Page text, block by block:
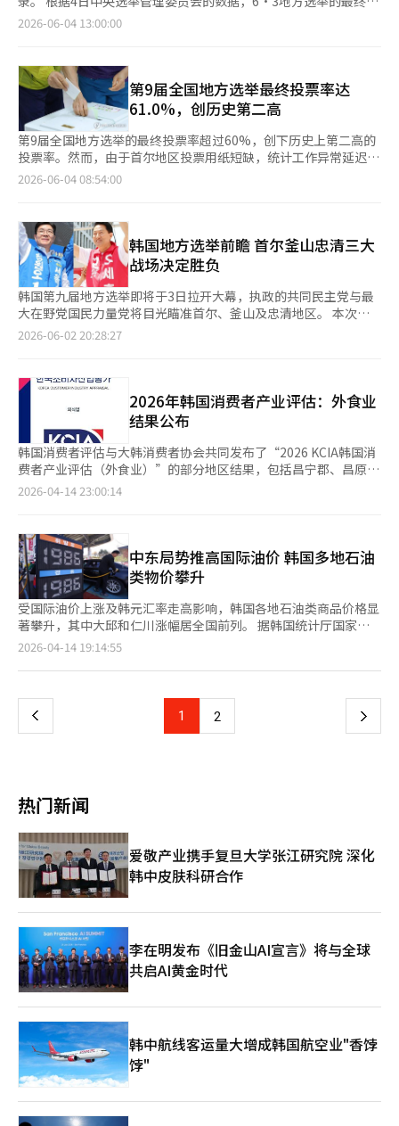
从“留学”到“就业”的完整支持体系，为外籍留学生毕业后在韩
发展提供更多机会。
企业与北美企业承诺进行后续的报价和技术规格协商，为进入当地
核电及小型模块反应堆（SMR）市场奠定了基础。 KOTRA社长姜
的信任度使得进入市场的机会很大。未来，我们将继续与地方政府
合作，积极支持区域特色产业的海外市场开拓。”※ 本报道经人
工智能（AI）系统翻译与编辑。
小商户，政府将受理时间延长至今年6月。 数据显示，今年1月项
目申请量为2203件，2月降至1469件，3月回升至2407件，4月进
比最高，达24%，其后依次为首尔（14%）、庆尚南道（7%）、
釜山和大邱（各占6%）、仁川（5%）。 值得注意的是，非首都
圈申请占比达57%，高于首都圈的43%。而根据韩国《中小企业
基本统计》，2023年韩国小商户中首都圈占比为52.3%，非首都
圈为47.7%。两组数据对比之下，地方小商户面临的经营压力明显
更为严峻。 专家指出，疫情结束后，小商户债务问题并未缓解，
反而因国际局势动荡和内需持续疲软而进一步加剧。韩国淑明女子
大学消费者经济学教授崔哲（音）表示，市场原本预期疫情结束后
克兰危机、中东局势升级及美国加征关税等一系列外部冲击接连而
至，使经营环境持续恶化。 韩国中央大学经济学教授李正熙也指
出，随着聚餐等消费活动减少，消费信心持续低迷，小商户和个体
工商户首当其冲。疫情期间借入的贷款如今已进入偿还阶段，但不
少经营者已无力偿还，债务规模反而持续扩大。
票率为61.0%。此次选举于前一天上午6时在全国14,288个投票站
23.51%）和居住地投票的结果。 这一投票率比2022年6月1日举行
的第8届地方选举的50.9%高出10.1个百分点。 此次投票率也高于
第7届地方选举的60.2%，位列历史第二。历史上投票率最高的是
第1届地方选举，参与率为68.4%。 从地区来看，南海道的投票率
最高，达65.7%，其次是江原道（64.5%）、庆尚南道
（64.4%）、大邱和蔚山（64.2%）。首尔的投票率也达到了
63.6%，高于全国平均水平。 与此同时，在首尔松坡区的12个投
票站以及江南区和广津区各1个投票站发生了投票用纸短缺的情
民在广播公司公布出口民调结果后才得以投票，甚至有选民放弃投
票，严重损害了选举的公正性和可信度。※ 本报道经人工智能
（AI）系统翻译与编辑。
2026-06-04 13:00:00
第9届全国地方选举最终投票率达
61.0%，创历史第二高
第9届全国地方选举的最终投票率超过60%，创下历史上第二高的
投票率。然而，由于首尔地区投票用纸短缺，统计工作异常延迟。
根据中央选举管理委员会的数据显示，截至晚上11时，44649908
从地区来看，投票率最高的是前南道（65.7%），其次是江原道
（64.5%）、庆尚南道（64.4%）、蔚山和大邱（64.2%）。而光
州（54.3%）、济州（56.4%）、仁川（58.2%）、京畿道
（58.4%）、忠南（58.8%）等地区的投票率则低于全国平均水
平。 此次地方选举自提前投票开始便备受关注。上个月29日至30
日进行的提前投票创下了历史上地方选举的最高投票率23.51%，
这一结果对正式投票也产生了影响。因此，最终投票率是自1994
年第1届地方选举以来的第二高，仅次于68.4%。此外，历史上地
记录。 当天，首次在地方选举中实施的投票检验程序也顺利进
行。选举管理委员会在打开投票箱后，依次进行选票按选举分类、
选票分类机分类、检验表、计数、开票情况表确认、委员审查、中
央选举管理委员会主席最终结果公布等程序，随后公开了开票结
果。 与此同时，通过此次投票，选举产生了4227名包括广域市
长、教育厅长、基础市长、广域议员和基础议员在内的候选人。新
当选者的任期自7月1日起至2030年6月30日。京畿道平泽市和釜山
北区等地区将选出14名国会议员，进入第22届国会。※ 本报道经
2026-06-04 08:54:00
韩国地方选举前瞻 首尔釜山忠清三大
战场决定胜负
韩国第九届地方选举即将于3日拉开大幕，执政的共同民主党与最
大在野党国民力量党将目光瞄准首尔、釜山及忠清地区。 本次选
举初期，占据天时地利人和的共同民主党被各方看好，但随着选举
待最后结果。本次选举不仅关系到地方政权版图重组，也将对未来
韩国政局主导权产生深远影响。 ▲首尔市长选举成最大焦点 共同
民主党预计在全国16个广域自治团体首长选举中至少拿下9席，国
民力量党则将8各地区列为重点争夺选区，全力展开最后冲刺。 民
主党预判在全罗南道、光州、仁川、大田、世宗、京畿道、江原
道、忠清北道、忠清南道和济州等处于领先地位，首尔、釜山、蔚
山、庆尚南道、全罗北道和大邱则为胶着状态。国民力量党则将大
邱和庆尚北道视为优势地区，并将首尔、江原道、大田、忠清南北
受关注的为首尔市长选举，作为韩国最大选民聚集地，以及中立选
民最集中地区，首尔市长选举结果具有重要的政治象征意义。 自
2002年起至2010年，首尔市长一直由保守阵营，以2011年举行的
补选为契机，共同民主党重占上风。2021年，保守阵营候选人吴
世勋当选市长后，重新由保守阵营掌权。 共同民主党希望通过夺
回首尔市长一职，进一步巩固新政府的支持基础。而国民力量党则
希望守住首尔，以证明其在首都圈的竞争力，并强化对执政党的制
衡力量。 由于本次选举是李在明政府成立后举行的首场全国性选
举，首尔的胜负被视为未来政局走向的重要风向标。共同民主党能
盘的机会，将深远影响韩国未来政局。 ▲“得忠清者得天下” 长
期以来，忠清地区被视为民意风向标，既是观察全国选情的重要指
标，也常被视为衡量执政表现的关键地区。随着这一地区选民人数
在上述选区展开激烈竞争。 自5月21日启动正式竞选拉票活动以
视。其战略地位。 传统保守重镇釜山同样为本届选举重要看点，
国民力量党候选人朴亨埈将面对辞去国会议员职务参选的共同民主
党候选人田载秀挑战。 对于国民力量党而言，守住釜山意味着巩
固核心基本盘，而共同民主党则希望借此突破长期以来在岭南地区
寅的重要政治根据地，共同民主党若能在当地取得突破，将具有重
要象征意义。 ▲朝野面临“后院失火” 本届地方选举的另一大看
点是朝野双方均在原本被视为稳固票仓的地区出现意外变数。 在
全罗北道知事选举中，共同民主党候选人李元泽与被党内除名后以
无党派身份参选的金宽永陷入误差范围内的激烈竞争。由于韩国历
史上从未出现无党派人士在湖南地区赢得广域自治团体首长选举的
先例，选举结果可能对共同民主党领导层产生政治冲击。 国民力
量党也出现类似情况。前国务总理金富谦代表共同民主党参选大邱
市长后，当地选情迅速升温。虽然国民力量党最终平息内讧，并推
选秋庆镐出战，但双方支持率仍呈现胶着状态。 目前，共同民主
党寄望金富谦实现逆转，而国民力量党则动员包括前总统朴槿惠在
2026-06-02 20:28:27
2026年韩国消费者产业评估：外食业
结果公布
韩国消费者评估与大韩消费者协会共同发布了“2026 KCIA韩国消
费者产业评估（外食业）”的部分地区结果，包括昌宁郡、昌原
市、统营市、河东郡、咸安郡、陜川郡。此次评估基于消费者实际
选择权、意见反映权等。通过数据化消费者的实际使用体验，提供
外食企业选择的参考信息。评估过程分阶段进行。首先在去年12月
至今年1月间，基于门户网站的评论数量、评分和用户反应进行全
国性预调查，选出各地区前31.5%的企业作为候选。随后对候选企
业进行进一步验证，最终选出全国范围内不含首都圈的前0.28%的
优秀企业。最终评估以实际访客体验为中心，依据六个核心项目：
食品满意度、设施满意度、员工友好度、价格合理性、可达性和整
体评价。这不仅限于“味道”，而是全面反映外食体验的各个要
素。外食市场的变化也反映在此次评估中。过去主要关注食品味
致性等多重因素。此外，消费者选择标准也因用餐目的不同而细
分。在这种趋势下，此次评估强调“体验中心评估”，通过反映实
势儿童和青少年提供生活费、教育费和医疗费。这种活动将消费者
示：“外食市场正在向重视整体体验的方向转变，消费者的期望水
平也在不断提高。希望此次评估能为消费者提供合理的选择标准，
并为外食行业提供服务质量提升的基准。”此次“2026 KCIA韩国
消费者产业评估（外食业）”通过基于消费者数据的评估体系，推
动外食市场的质量增长，同时缓解信息不对称，预计将持续产生影
响。※ 本报道经人工智能（AI）系统翻译与编辑。
2026-04-14 23:00:14
中东局势推高国际油价 韩国多地石油
类物价攀升
受国际油价上涨及韩元汇率走高影响，韩国各地石油类商品价格显
著攀升，其中大邱和仁川涨幅居全国前列。 据韩国统计厅国家统
计门户（KOSIS）14日公布的数据，上月大邱地区石油类物价同比
幅最大；仁川以11.2%位居第二。 其后依次为蔚山（10.9%），忠
（10.4%），庆尚南道（10.2%），釜山（10.1%）。相比之下，
济州涨幅仅为5.4%，首尔为7.9%，均低于全国平均水平。 数据显
人士认为，美伊紧张局势推高国际原油价格，叠加韩元兑美元汇率
上行，是本轮油价上涨的主要驱动因素。对此，韩国政府自上月13
日起实施“石油价格上限制度”，在一定程度上平抑了价格涨势。
但随着本月第二、第三阶段限价相继上调，油价仍面临进一步上行
压力。 分品类来看，上月汽油价格涨幅最高的地区为大邱和全罗
北道，均达9.4%，其次为忠清南道（9.2%）、大田（8.9%）、仁
川（8.7%）、蔚山（8.5%），全国平均涨幅为8%；济州
（3.9%）和首尔（6.1%）涨幅相对较低。柴油价格涨势更为突
出，大邱以19.3%居首，仁川、蔚山、忠清南道、全罗北道、庆尚
南道等地涨幅均在18%左右，全国平均涨幅为17%。 业内人士指
出，原本油价较高的地区，涨幅反而相对有限。以首尔为例，据韩
国石油公社旗下油价信息平台Opinet数据，今年3月首尔加油站普
通汽油均价为每升1875.81韩元（约合人民币8元），仍为全国最
调整一次价格。第二次限价已于上月27日公布，按计划第三次限价
于本月10日起执行，原定标准为汽油每升1934韩元、柴油每升
1923韩元、煤油每升1530韩元。
2026-04-14 19:14:55
上
页
1 2 下
热门新闻
爱敬产业携手复旦大学张江研究院 深化
韩中皮肤科研合作
李在明发布《旧金山AI宣言》将与全球
共启AI黄金时代
韩中航线客运量大增成韩国航空业"香饽
饽"